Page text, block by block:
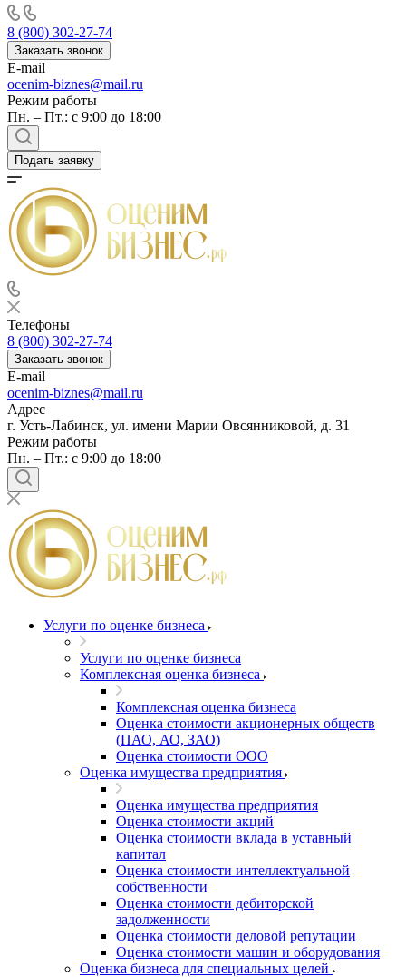
8 (800) 302-27-74
Заказать звонок
E-mail
ocenim-biznes@mail.ru
Режим работы
Пн. – Пт.: с 9:00 до 18:00
Подать заявку
Телефоны
8 (800) 302-27-74
Заказать звонок
E-mail
ocenim-biznes@mail.ru
Адрес
г. Усть-Лабинск, ул. имени Марии Овсянниковой, д. 31
Режим работы
Пн. – Пт.: с 9:00 до 18:00
Услуги по оценке бизнеса
Услуги по оценке бизнеса
Комплексная оценка бизнеса
Комплексная оценка бизнеса
Оценка стоимости акционерных обществ
(ПАО, АО, ЗАО)
Оценка стоимости ООО
Оценка имущества предприятия
Оценка имущества предприятия
Оценка стоимости акций
Оценка стоимости вклада в уставный
капитал
Оценка стоимости интеллектуальной
собственности
Оценка стоимости дебиторской
задолженности
Оценка стоимости деловой репутации
Оценка стоимости машин и оборудования
Оценка бизнеса для специальных целей